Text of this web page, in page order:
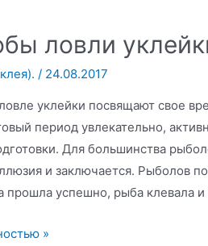
ловли
/ 24.08.2017
уклейки посвящают свое
период увлекательно,
Для большинства
и заключается. Рыболов
прошла успешно, рыба клевала
»